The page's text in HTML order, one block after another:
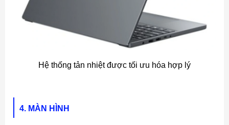
Hệ thống tản nhiệt được tối ưu hóa hợp lý
4. MÀN HÌNH